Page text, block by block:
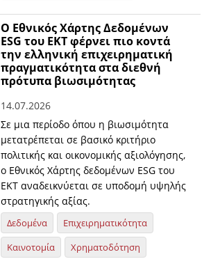
O Εθνικός Χάρτης Δεδομένων
ESG του ΕΚΤ φέρνει πιο κοντά
την ελληνική επιχειρηματική
πραγματικότητα στα διεθνή
πρότυπα βιωσιμότητας
14.07.2026
Σε μια περίοδο όπου η βιωσιμότητα
μετατρέπεται σε βασικό κριτήριο
πολιτικής και οικονομικής αξιολόγησης,
ο Εθνικός Χάρτης δεδομένων ESG του
ΕΚΤ αναδεικνύεται σε υποδομή υψηλής
στρατηγικής αξίας.
Δεδομένα
Επιχειρηματικότητα
Καινοτομία
Χρηματοδότηση